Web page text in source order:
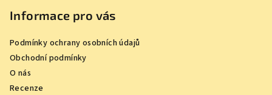
Informace pro vás
Podmínky ochrany osobních údajů
Obchodní podmínky
O nás
Recenze